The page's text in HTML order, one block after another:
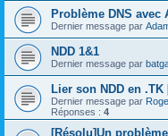
Problème DNS avec
Dernier message par
NDD 1&1
Dernier message par
Lier son NDD en .TK
Dernier message par
Réponses : 4
[Résolu]Un